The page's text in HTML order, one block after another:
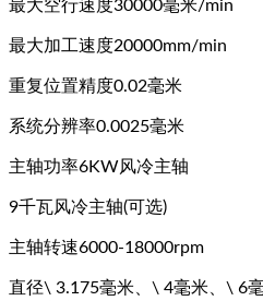
最大空行速度30000毫米/min
最大加工速度20000mm/min
重复位置精度0.02毫米
系统分辨率0.0025毫米
主轴功率6KW风冷主轴
9千瓦风冷主轴(可选)
主轴转速6000-18000rpm
直径\ 3.175毫米、\ 4毫米、\ 6